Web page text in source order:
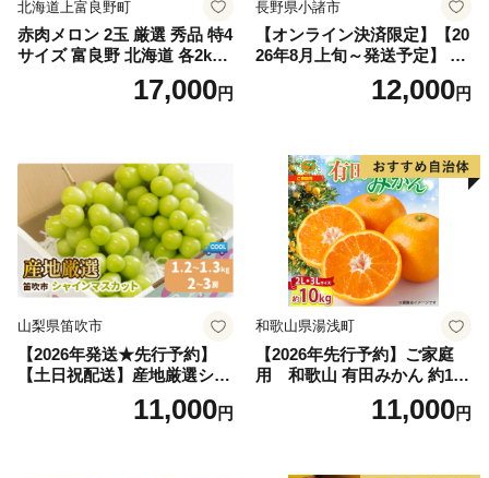
北海道上富良野町
赤肉メロン 2玉 厳選 秀品 特4
サイズ 富良野 北海道 各2kg
～2.6kg 2玉 セット ファーム
富良野 メロン めろん 果物 く
17,000円
長野県小諸市
【オンライン決済限定】【20
26年8月上旬～発送予定】 先
行予約 「浅間水蜜桃プレミ
アム」 もも あかつき 秀品 約
果肉 長野県産 小諸市
12,000円
山梨県笛吹市
【2026年発送★先行予約】
【土日祝配送】産地厳選シャ
インマスカット1.2kg～1.3kg
（2房～3房）※沖縄・離島配
11,000円
和歌山県湯浅町
【2026年先行予約】ご家庭
用 和歌山 有田みかん 約10k
g (2L、3Lサイズ)【湯浅町】
11,000円